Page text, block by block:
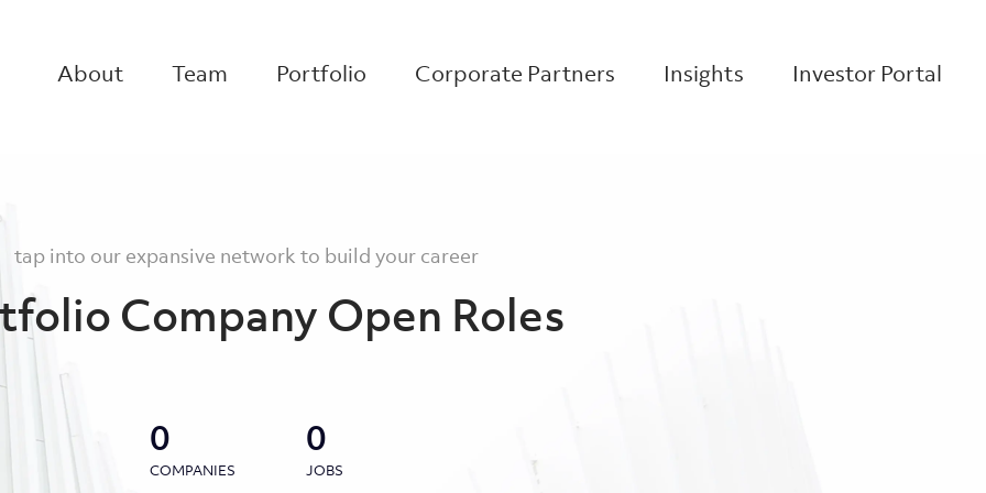
About Team Portfolio Corporate Partners Insights Investor Portal
tap into our expansive network to build your career
Company Open Roles
0
COMPANIES
0
JOBS